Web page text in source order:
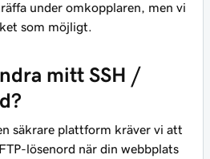
under omkopplaren, men vi
som möjligt.
mitt SSH /
säkrare plattform kräver vi att
lösenord när din webbplats